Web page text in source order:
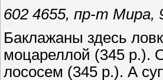
602 4655, пр-т Мира,
Баклажаны здесь
моцареллой (345 р.).
лососем (345 р.). А